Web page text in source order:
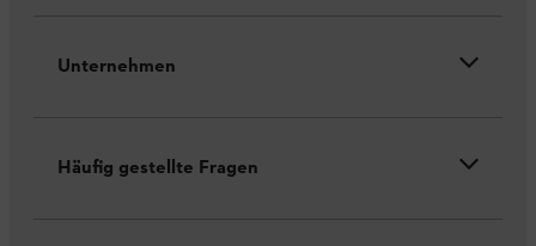
Unternehmen
Häufig gestellte Fragen